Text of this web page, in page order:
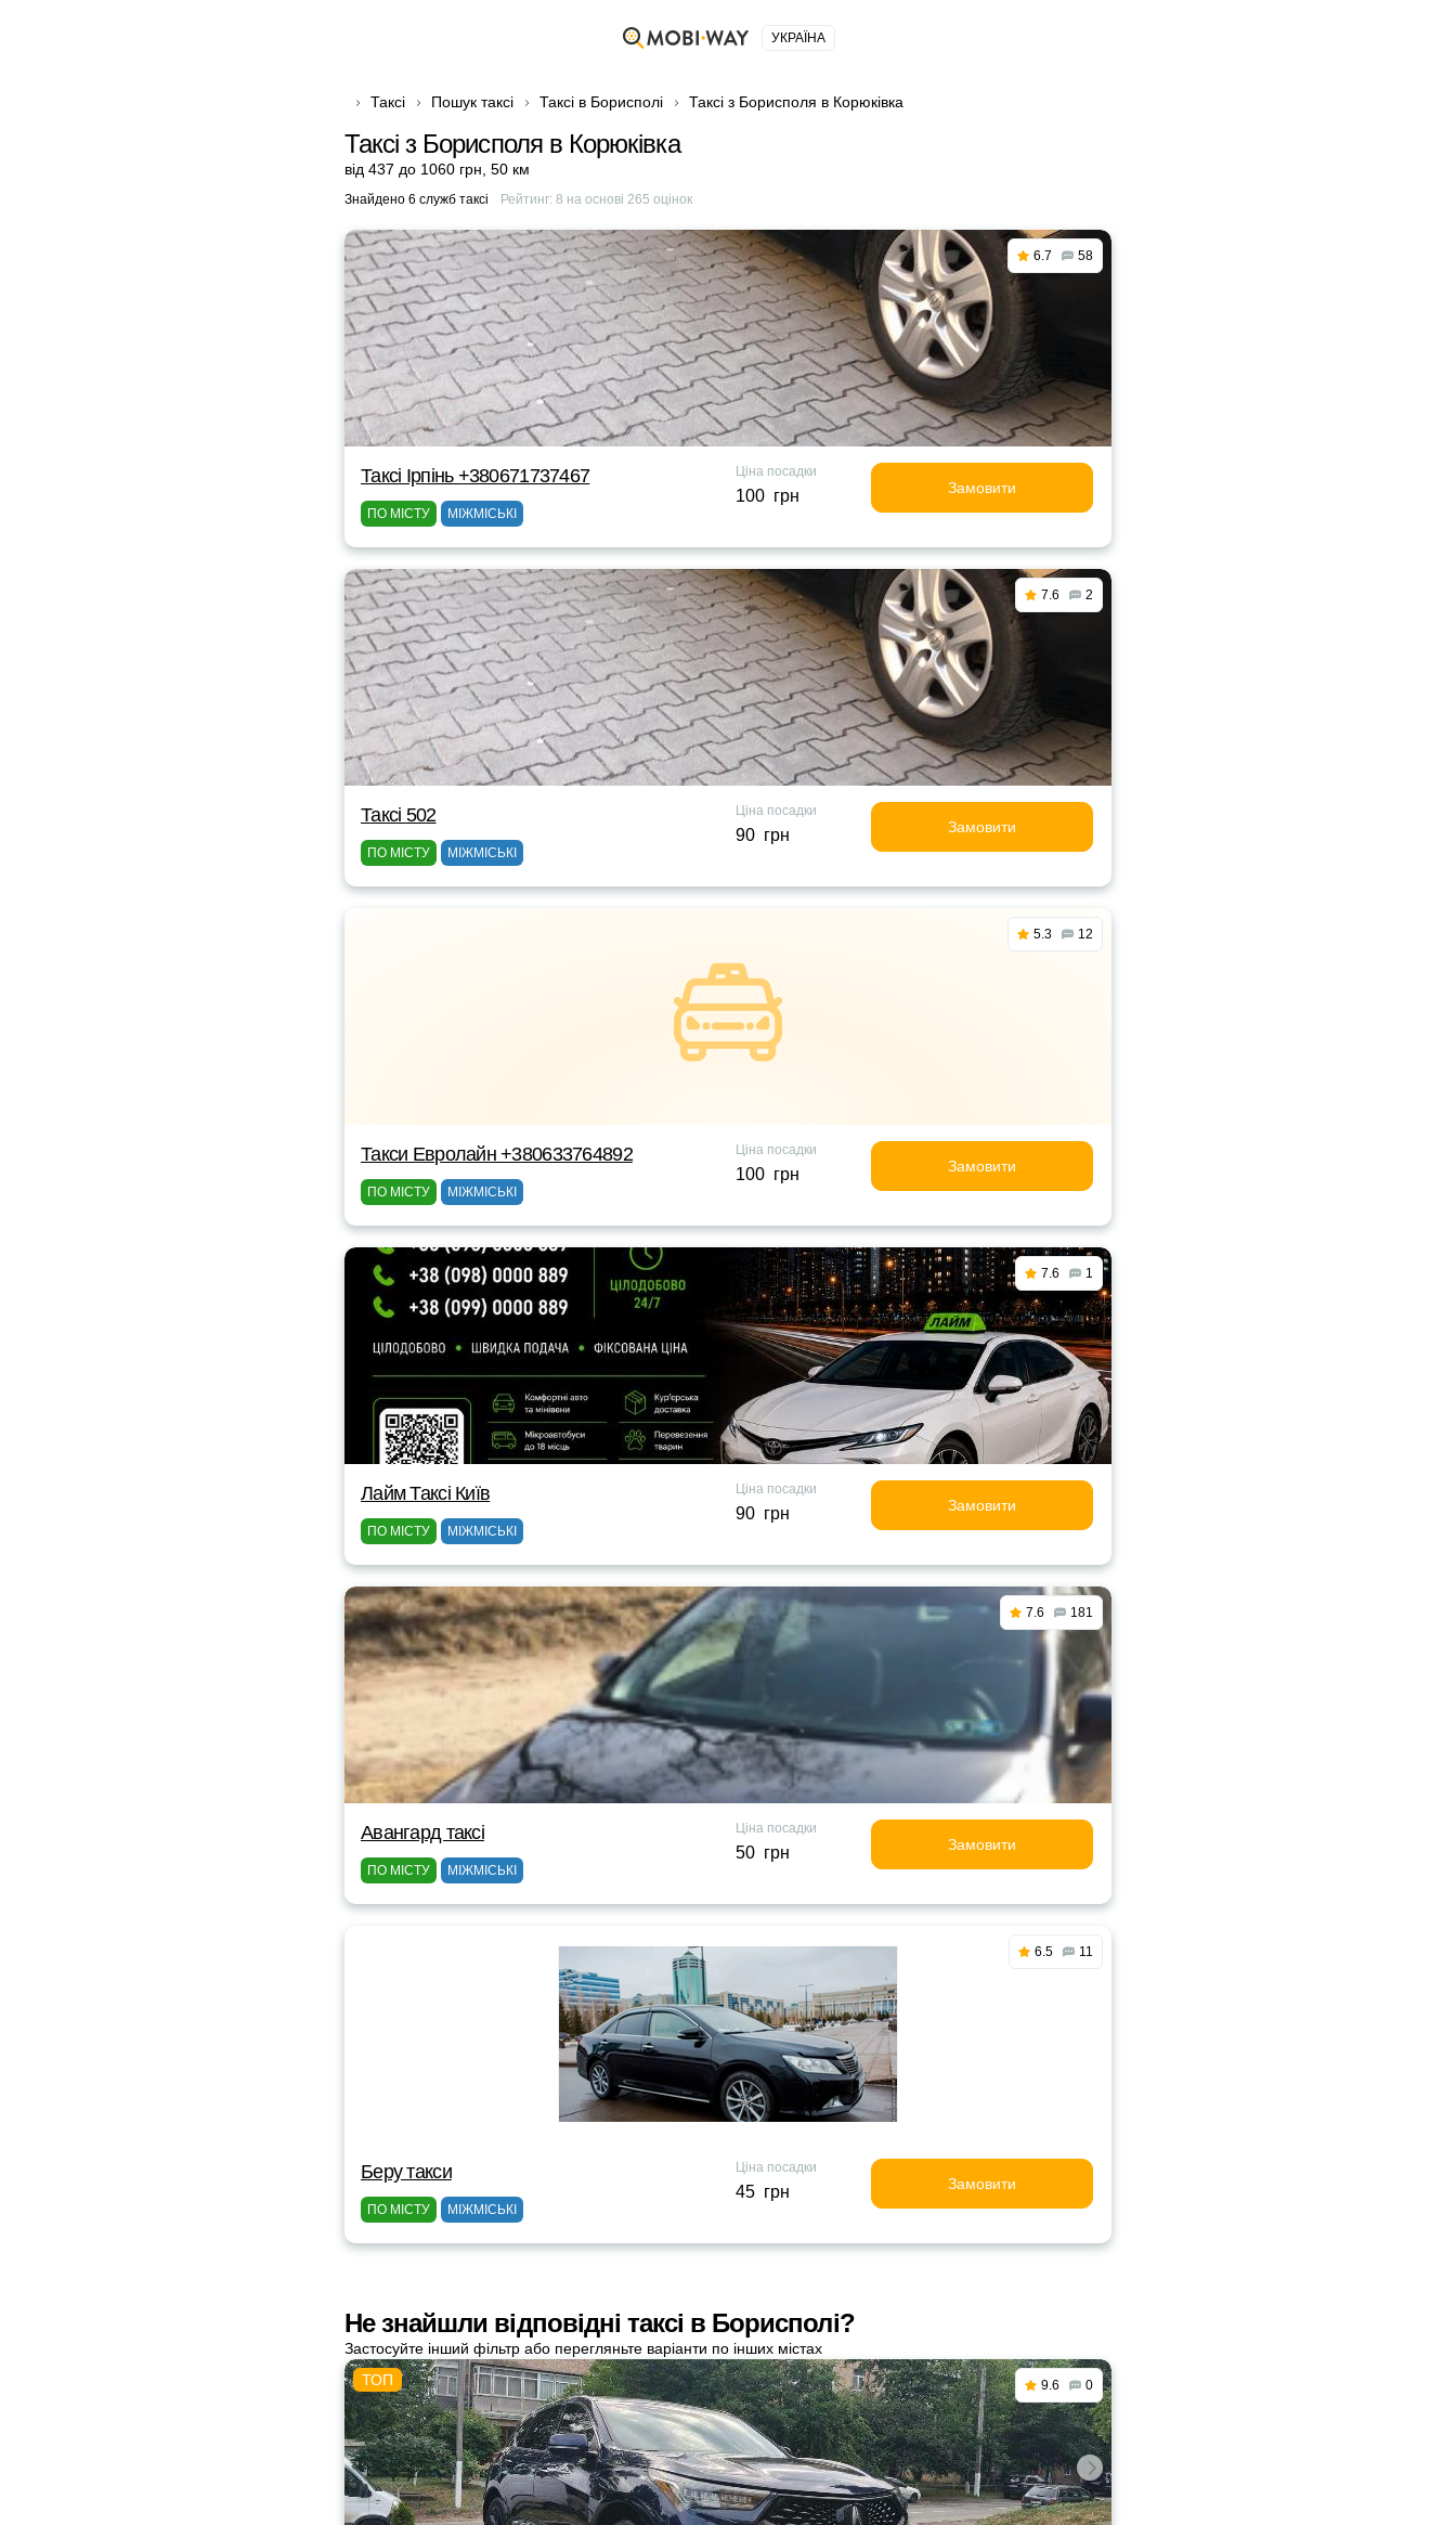
УКРАЇНА
Таксі Пошук таксі Таксі в Борисполі Таксі з Борисполя в Корюківка
Таксі з Борисполя в Корюківка
від 437 до 1060 грн 50 км
Знайдено 6 служб таксі Рейтинг: 8 на основі 265 оцінок
6.7 58
Таксі Ірпінь +380671737467
ПО МІСТУ МІЖМІСЬКІ
Ціна посадки
100 грн Замовити
7.6 2
Таксі 502
ПО МІСТУ МІЖМІСЬКІ
Ціна посадки
90 грн Замовити
5.3 12
Такси Евролайн +380633764892
ПО МІСТУ МІЖМІСЬКІ
Ціна посадки
100 грн Замовити
7.6 1
Лайм Таксі Київ
ПО МІСТУ МІЖМІСЬКІ
Ціна посадки
90 грн Замовити
7.6 181
Авангард таксі
ПО МІСТУ МІЖМІСЬКІ
Ціна посадки
50 грн Замовити
6.5 11
Беру такси
ПО МІСТУ МІЖМІСЬКІ
Ціна посадки
45 грн Замовити
Не знайшли відповідні таксі в Борисполі?
Застосуйте інший фільтр або перегляньте варіанти по інших містах
9.6 0